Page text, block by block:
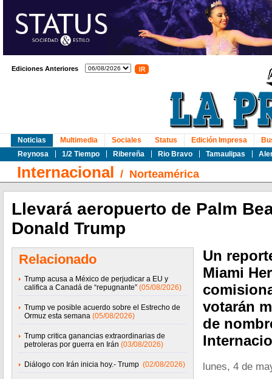
Ediciones Anteriores
Noticias
Reynosa
1/2 Tiempo Ribereña Rio Bravo Tamaulipas
Multimedia Sociales Status Edición Impresa
Internacional / Norteamérica
Llevará aeropuerto de Palm
Donald Trump
Relacionado
Trump acusa a México de perjudicar a EU y
califica a Canadá de “repugnante” (05/08/2026)
Trump ve posible acuerdo sobre el Estrecho de
Ormuz esta semana (05/08/2026)
Trump critica ganancias extraordinarias de
petroleras por guerra en Irán (03/08/2026)
Diálogo con Irán inicia hoy.- Trump (02/08/2026)
Un
Miami
votarán
de
lunes, 4 de